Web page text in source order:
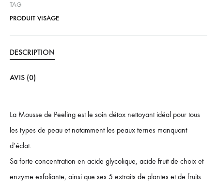
TAG
PRODUIT VISAGE
DESCRIPTION
AVIS (0)
La Mousse de Peeling est le soin détox nettoyant idéal pour tous
les types de peau et notamment les peaux ternes manquant
d’éclat.
Sa forte concentration en acide glycolique, acide fruit de choix et
enzyme exfoliante, ainsi que ses 5 extraits de plantes et de fruits